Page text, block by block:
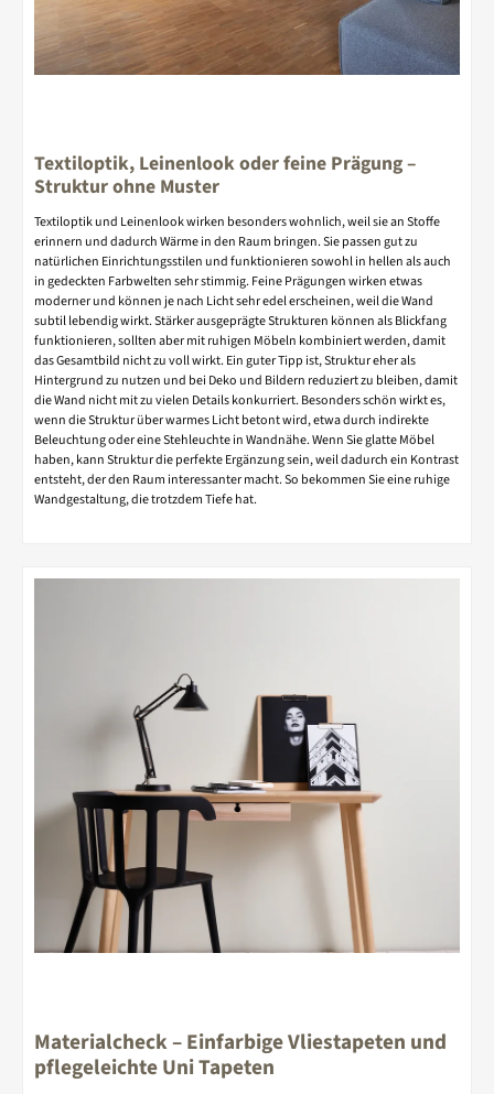
Textiloptik, Leinenlook oder feine Prägung –
Struktur ohne Muster
Textiloptik und Leinenlook wirken besonders wohnlich, weil sie an Stoffe
erinnern und dadurch Wärme in den Raum bringen. Sie passen gut zu
natürlichen Einrichtungsstilen und funktionieren sowohl in hellen als auch
in gedeckten Farbwelten sehr stimmig. Feine Prägungen wirken etwas
moderner und können je nach Licht sehr edel erscheinen, weil die Wand
subtil lebendig wirkt. Stärker ausgeprägte Strukturen können als Blickfang
funktionieren, sollten aber mit ruhigen Möbeln kombiniert werden, damit
das Gesamtbild nicht zu voll wirkt. Ein guter Tipp ist, Struktur eher als
Hintergrund zu nutzen und bei Deko und Bildern reduziert zu bleiben, damit
die Wand nicht mit zu vielen Details konkurriert. Besonders schön wirkt es,
wenn die Struktur über warmes Licht betont wird, etwa durch indirekte
Beleuchtung oder eine Stehleuchte in Wandnähe. Wenn Sie glatte Möbel
haben, kann Struktur die perfekte Ergänzung sein, weil dadurch ein Kontrast
entsteht, der den Raum interessanter macht. So bekommen Sie eine ruhige
Wandgestaltung, die trotzdem Tiefe hat.
Materialcheck – Einfarbige Vliestapeten und
pflegeleichte Uni Tapeten